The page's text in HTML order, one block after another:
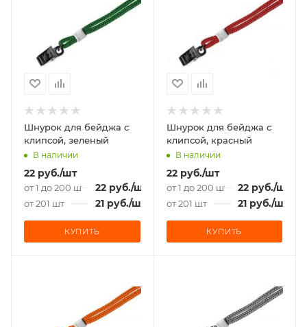
Шнурок для бейджа с
клипсой, зеленый
В наличии
22 руб./шт
от 1 до 200 шт 22 руб./шт
от 201 шт 21 руб./шт
КУПИТЬ
Шнурок для бейджа с
клипсой, красный
В наличии
22руб./шт
от 1 до 200 шт 22руб./шт
от 201 шт 21руб./шт
КУПИТЬ